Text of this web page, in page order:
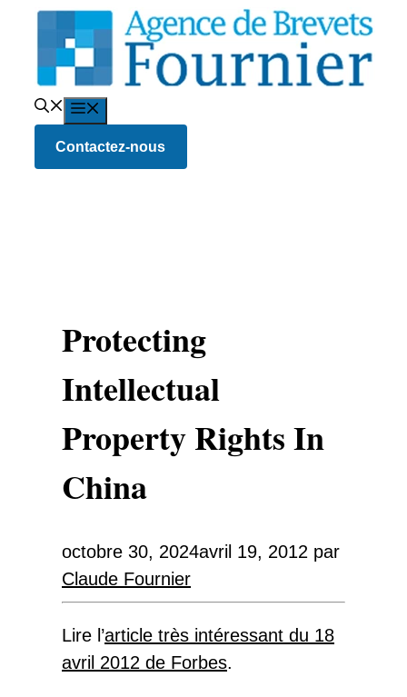
Contactez-nous
Protecting
Intellectual
Property Rights In
China
octobre 30, 2024avril 19, 2012 par
Claude Fournier
Lire l’article très intéressant du 18
avril 2012 de Forbes.